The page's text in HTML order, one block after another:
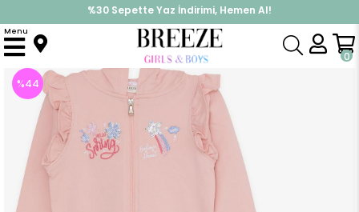
%30 Sepette Yaz İndirimi, Hemen Al!
İndirimlere ek %10 İndirimi Kap, Hemen Üye Ol!
0
Menu
Anasayfa Takımlar Eşofman Takımı Kız Çocuk Eşofman Takımı Fermuarlı Yazı Nakışlı Somon (4 Yaş)
%44
İndirim